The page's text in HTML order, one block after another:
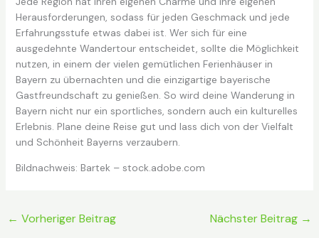
Herausforderungen, sodass für jeden Geschmack und jede
Erfahrungsstufe etwas dabei ist. Wer sich für eine
ausgedehnte Wandertour entscheidet, sollte die Möglichkeit
nutzen, in einem der vielen gemütlichen Ferienhäuser in
Bayern zu übernachten und die einzigartige bayerische
Gastfreundschaft zu genießen. So wird deine Wanderung in
Bayern nicht nur ein sportliches, sondern auch ein kulturelles
Erlebnis. Plane deine Reise gut und lass dich von der Vielfalt
und Schönheit Bayerns verzaubern.
Bildnachweis: Bartek– stock.adobe.com
← Vorheriger Beitrag Nächster Beitrag →